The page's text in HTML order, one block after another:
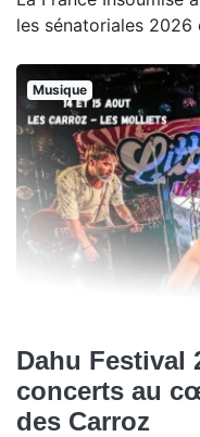
les sénatoriales 2026
Musique
Dahu Festival
concerts au
des Carroz